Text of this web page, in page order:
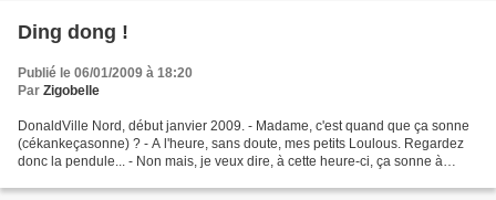
Ding dong !
Publié le 06/01/2009 à 18:20
Par Zigobelle
DonaldVille Nord, début janvier 2009. - Madame, c'est quand que ça sonne
(cékankeçasonne) ? - A l'heure, sans doute, mes petits Loulous. Regardez
donc la pendule... - Non mais, je veux dire, à cette heure-ci, ça sonne à